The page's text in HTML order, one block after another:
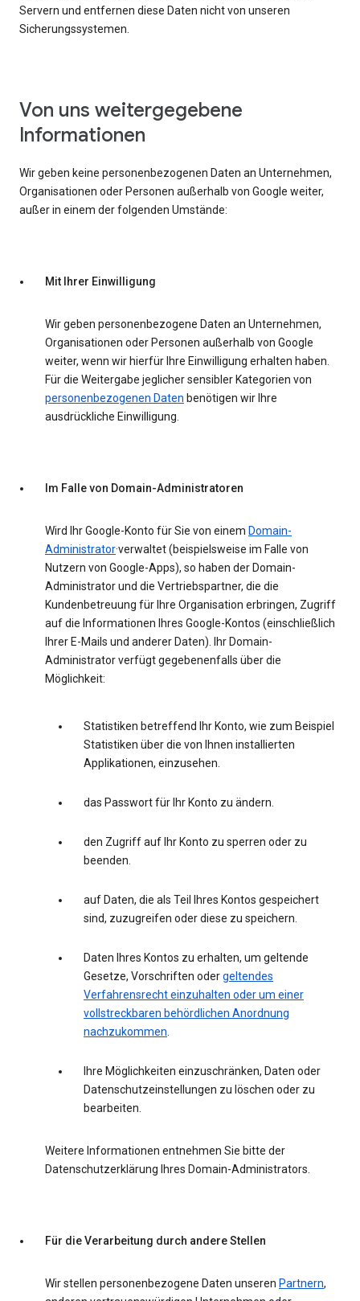
Servern und entfernen diese Daten nicht von unseren
Sicherungssystemen.
Von uns weitergegebene
Informationen
Wir geben keine personenbezogenen Daten an Unternehmen,
Organisationen oder Personen außerhalb von Google weiter,
außer in einem der folgenden Umstände:
Mit Ihrer Einwilligung
Wir geben personenbezogene Daten an Unternehmen,
Organisationen oder Personen außerhalb von Google
weiter, wenn wir hierfür Ihre Einwilligung erhalten haben.
Für die Weitergabe jeglicher sensibler Kategorien von
personenbezogenen Daten benötigen wir Ihre
ausdrückliche Einwilligung.
Im Falle von Domain-Administratoren
Wird Ihr Google-Konto für Sie von einem Domain-
Administrator·verwaltet (beispielsweise im Falle von
Nutzern von Google-Apps), so haben der Domain-
Administrator und die Vertriebspartner, die die
Kundenbetreuung für Ihre Organisation erbringen, Zugriff
auf die Informationen Ihres Google-Kontos (einschließlich
Ihrer E-Mails und anderer Daten). Ihr Domain-
Administrator verfügt gegebenenfalls über die
Möglichkeit:
Statistiken betreffend Ihr Konto, wie zum Beispiel
Statistiken über die von Ihnen installierten
Applikationen, einzusehen.
das Passwort für Ihr Konto zu ändern.
den Zugriff auf Ihr Konto zu sperren oder zu
beenden.
auf Daten, die als Teil Ihres Kontos gespeichert
sind, zuzugreifen oder diese zu speichern.
Daten Ihres Kontos zu erhalten, um geltende
Gesetze, Vorschriften odergeltendes
Verfahrensrecht einzuhalten oder um einer
vollstreckbaren behördlichen Anordnung
nachzukommen.
Ihre Möglichkeiten einzuschränken, Daten oder
Datenschutzeinstellungen zu löschen oder zu
bearbeiten.
Weitere Informationen entnehmen Sie bitte der
Datenschutzerklärung Ihres Domain-Administrators.
Für die Verarbeitung durch andere Stellen
Wir stellen personenbezogene Daten unseren Partnern,